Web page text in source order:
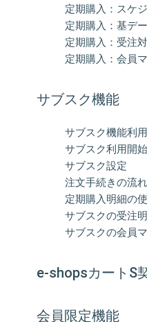
定期購入：スケ
定期購入：基デ
定期購入：受注
定期購入：会員
サブスク機能
サブスク機能利
サブスク利用開
サブスク設定
注文手続きの流れ
定期購入明細の
サブスクの受注
サブスクの会員
e-shopsカートS
会員限定機能